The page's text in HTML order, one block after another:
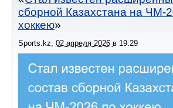
сборной Казахстана на ЧМ-
хоккею
Sports.kz 02 апреля 2026 в 19:29